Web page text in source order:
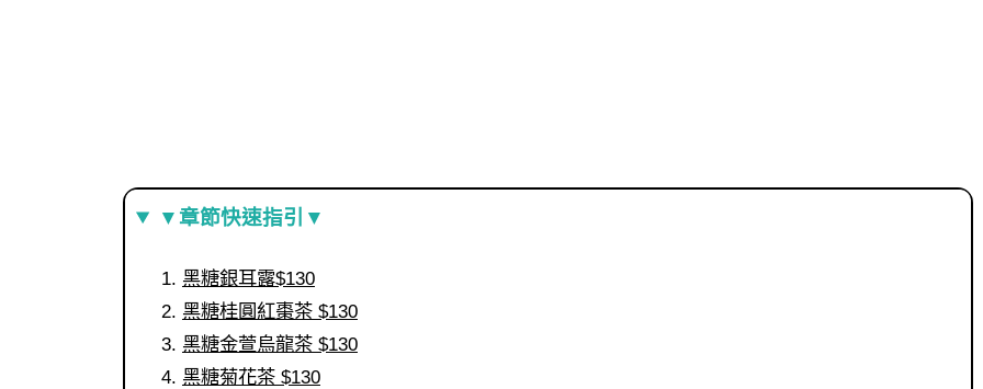
▼章節快速指引▼
黑糖銀耳露$130
黑糖桂圓紅棗茶 $130
黑糖金萱烏龍茶 $130
黑糖菊花茶 $130